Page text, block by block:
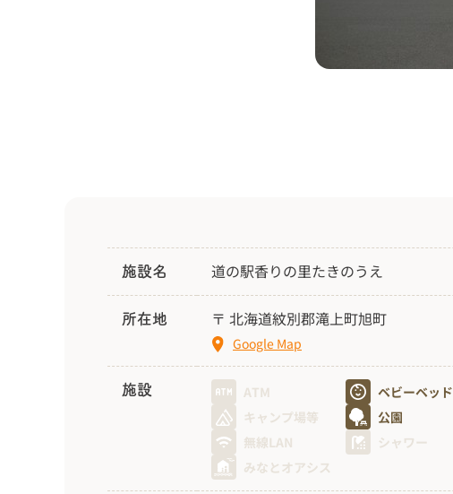
施設名 道の駅香りの里たきのうえ
所在地 〒 北海道紋別郡滝上町旭町
Google Map
施設 ATM ベビーベッド
キャンプ場等
公園
無線LAN
シャワー
みなとオアシス